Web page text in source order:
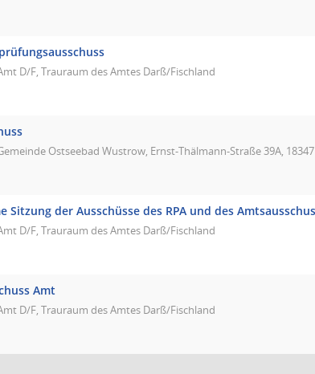
D/F, Trauraum des Amtes Darß/Fischland
Ostseebad Wustrow, Ernst-Thälmann-Straße 39A,
Sitzung der Ausschüsse des RPA und des
D/F, Trauraum des Amtes Darß/Fischland
Amt
D/F, Trauraum des Amtes Darß/Fischland